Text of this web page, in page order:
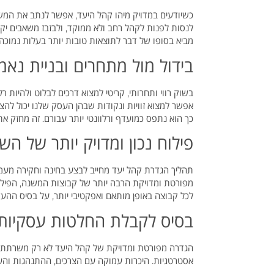
כשיודעים במדויק מיהו קהל היעד, אפשר לנתב את
לנסות לפנות לקהל רחב ולא ממוקד, ולבזבז משאבים
מביא בסופו של דבר לתוצאות טובות יותר בעלות נמוכה
בידול מול מתחרים ובניית
בשוק רווי ותחרותי, קריטי למצוא דרכים לבלוט
אפשר למצוא זוויות ונקודות שבהן העסק שלנו יכול
כך הוא נתפס כמועדף ורלוונטי יותר עבורם. זה
פילוח נכון ומדויק יותר של
תהליך הגדרת קהל יעד מחייב לבצע בחינה וחקירה
מפורטת ומדויקת הרבה יותר של קבוצות המשנה,
לכל קבוצה באופן מותאם ואפקטיבי יותר, על בסיס
בסיס לקבלת החלטות
הגדרה מפורטת ומדויקת של קהל היעד לא רק משרתת
אסטרטגיות. היכרות עמוקה עם הצרכים, ההתנהגות